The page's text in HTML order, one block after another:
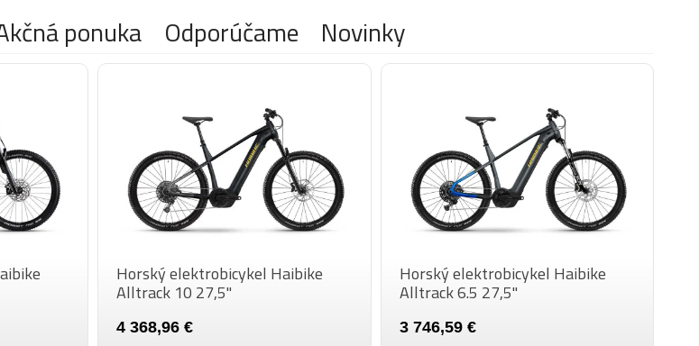
PEDÁLE
Freeridepedal mit Reflektor, hliník
HMOTNOSŤ
JAZDCA
VEĽKOSŤ KOLIES
27.5"
ponuka Odporúčame Novinky
Horský elektrobicykel Haibike
Alltrack 10 27,5"
4 368,96 €
Horský elektrobicykel Haibike
Alltrack 6.5 27,5"
3 746,59 €